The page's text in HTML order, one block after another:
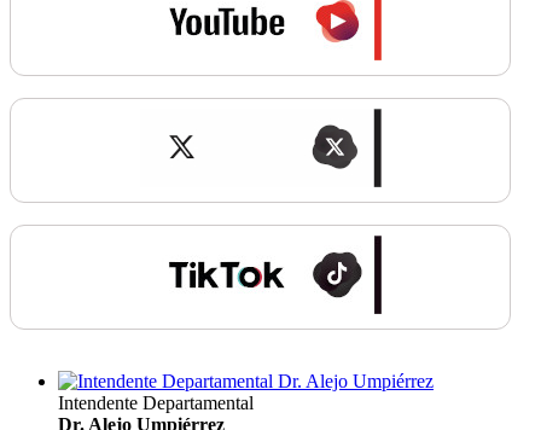
Intendente Departamental
Dr. Alejo Umpiérrez